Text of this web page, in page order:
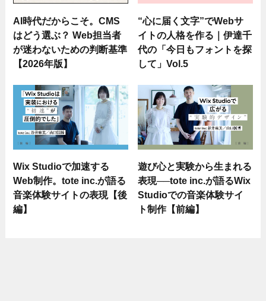
AI時代だからこそ。CMS
はどう選ぶ？ Web担当者
が迷わないための判断基準
【2026年版】
“心に届く文字”でWebサ
イトの人格を作る｜伊達千
代の「今日もフォントを探
して」Vol.5
Wix Studioで加速する
Web制作。tote inc.が語る
音楽体験サイトの表現【後
編】
遊び心と実験から生まれる
表現──tote inc.が語るWix
Studioでの音楽体験サイ
ト制作【前編】